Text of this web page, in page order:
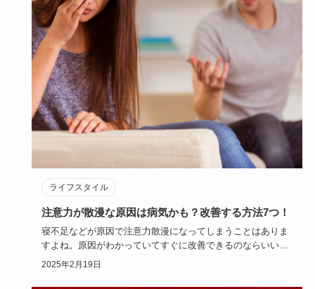
ライフスタイル
注意力が散漫な原因は病気かも？改善する方法7つ！
寝不足などが原因で注意力散漫になってしまうことはありま
すよね。原因がわかっていてすぐに改善できるのならいいの
ですが、注意力…
2025年2月19日